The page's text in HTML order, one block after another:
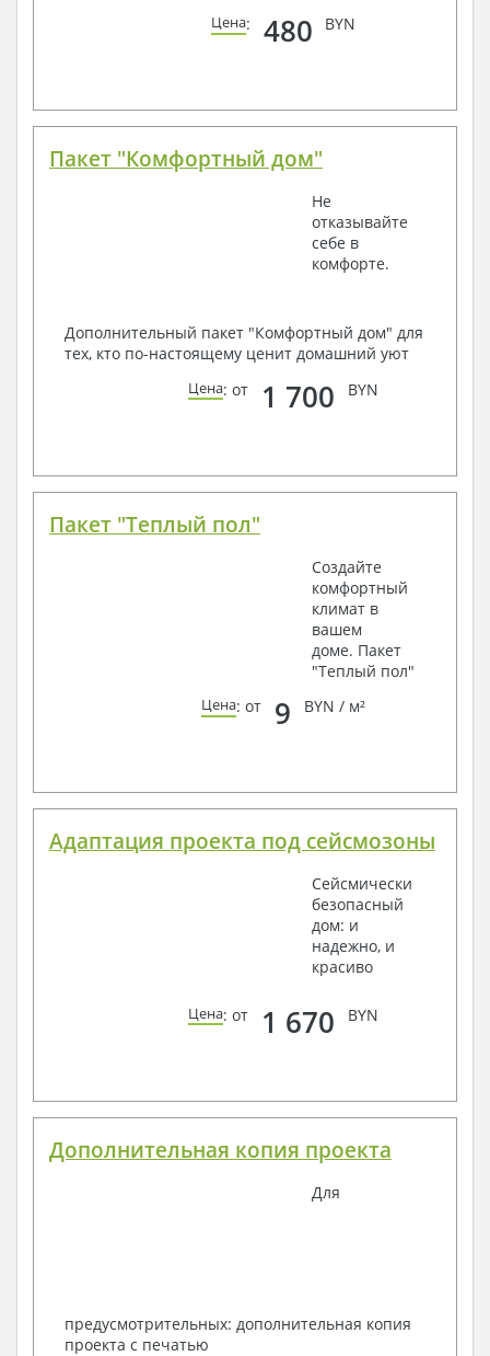
Цена: 480 BYN
Пакет "Комфортный дом"
Не
отказывайте
себе в
комфорте.
Дополнительный пакет "Комфортный дом" для
тех, кто по-настоящему ценит домашний уют
Цена: от 1 700 BYN
Пакет "Теплый пол"
Создайте
комфортный
климат в
вашем
доме. Пакет
"Теплый пол"
Цена: от 9 BYN / м²
Адаптация проекта под сейсмозоны
Сейсмически
безопасный
дом: и
надежно, и
красиво
Цена: от 1 670 BYN
Дополнительная копия проекта
Для
предусмотрительных: дополнительная копия
проекта с печатью